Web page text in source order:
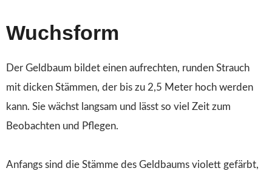
Wuchsform
Der Geldbaum bildet einen aufrechten, runden Strauch
mit dicken Stämmen, der bis zu 2,5 Meter hoch werden
kann. Sie wächst langsam und lässt so viel Zeit zum
Beobachten und Pflegen.
Anfangs sind die Stämme des Geldbaums violett gefärbt,